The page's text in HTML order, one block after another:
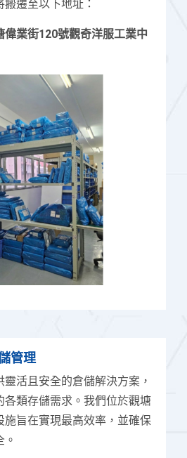
搬遷至以下地址：
偉業街120號觀奇洋服工業中
管理
靈活且安全的倉儲解決方案，
各類存儲需求。我們位於觀塘
施旨在實現最高效率，並確保
。